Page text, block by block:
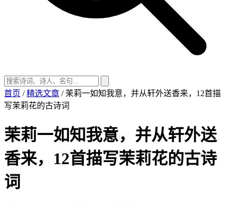
首页 / 精选文章 / 茉莉一如知我意，并从轩外送香来，12首描
写茉莉花的古诗词
茉莉一如知我意，并从轩外送
香来，12首描写茉莉花的古诗
词